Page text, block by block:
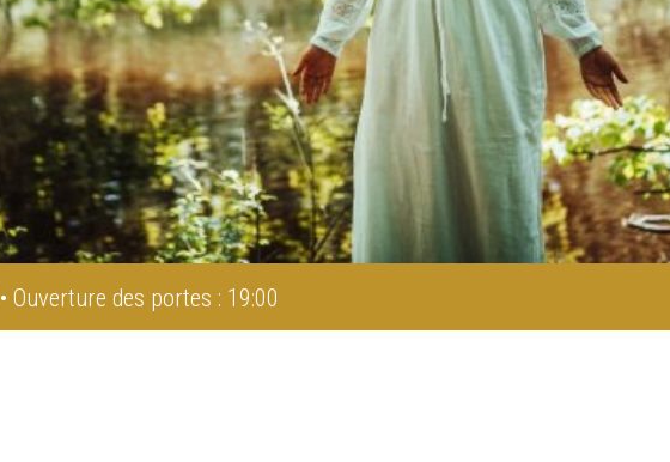
• Ouverture des portes : 19:00